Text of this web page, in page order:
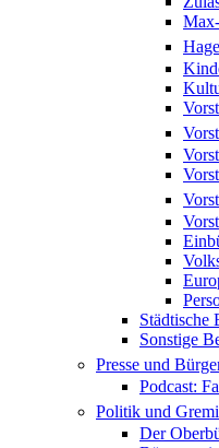
Städtische
Sonstige
Presse und
Podcast:
Politik und
Der